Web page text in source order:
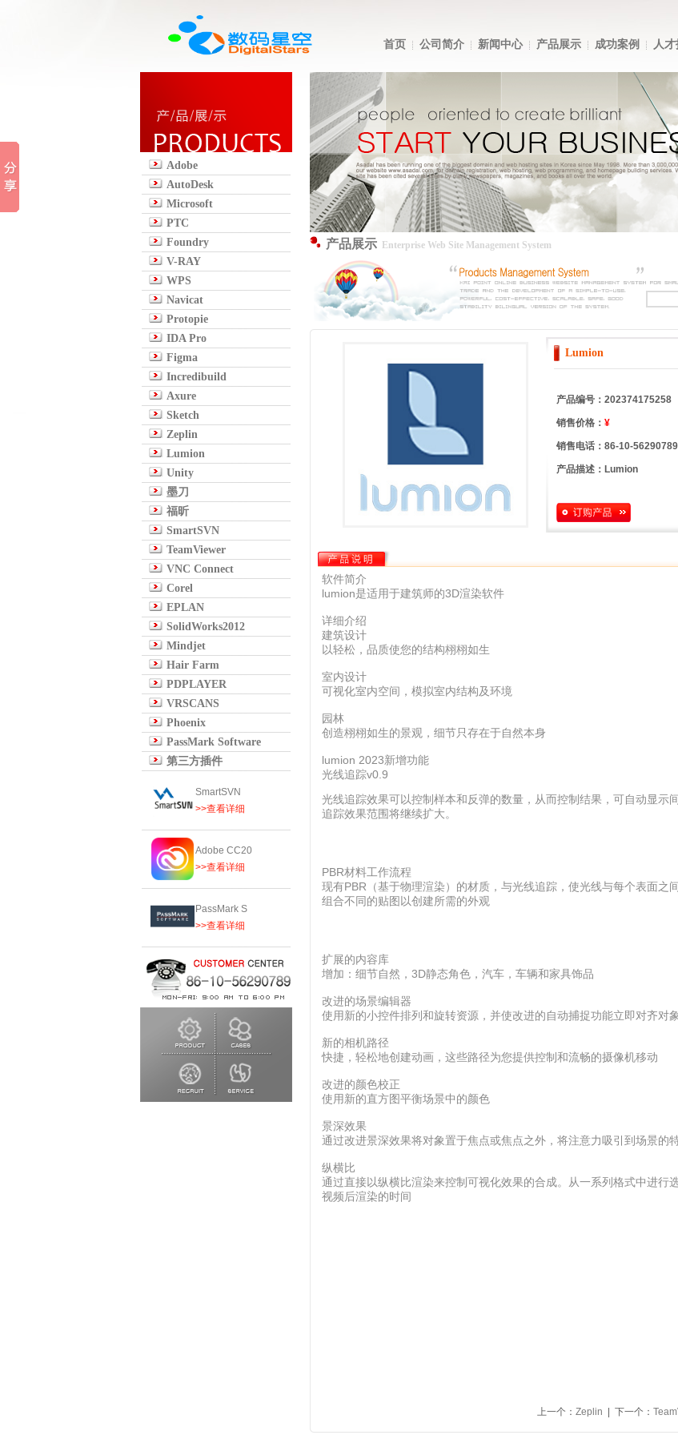
首页 公司简介 新闻中心 产品展示 成功案例 人
Adobe
AutoDesk
Microsoft
PTC
Foundry
V-RAY
WPS
Navicat
Protopie
IDA Pro
Figma
Incredibuild
Axure
Sketch
Zeplin
Lumion
Unity
墨刀
福昕
SmartSVN
TeamViewer
VNC Connect
Corel
EPLAN
SolidWorks2012
Mindjet
Hair Farm
PDPLAYER
VRSCANS
Phoenix
PassMark Software
第三方插件
SmartSVN
>>查看详细
Adobe CC20
>>查看详细
PassMark S
>>查看详细
产品展示 Enterprise Web Site Management System
Lumion
产品编号： 202374175258
销售价格： ¥
销售电话： 86-10-56290789
产品描述： Lumion
软件简介
lumion是适用于建筑师的3D渲染软件
详细介绍
建筑设计
以轻松，品质使您的结构栩栩如生
室内设计
可视化室内空间，模拟室内结构及环境
园林
创造栩栩如生的景观，细节只存在于自然本身
lumion 2023新增功能
光线追踪v0.9
光线追踪效果可以控制样本和反弹的数量，从而控制结果，可自动显示
追踪效果范围将继续扩大。
PBR材料工作流程
现有PBR（基于物理渲染）的材质，与光线追踪，使光线与每个表面之
组合不同的贴图以创建所需的外观
扩展的内容库
增加：细节自然，3D静态角色，汽车，车辆和家具饰品
改进的场景编辑器
使用新的小控件排列和旋转资源，并使改进的自动捕捉功能立即对齐对象
新的相机路径
快捷，轻松地创建动画，这些路径为您提供控制和流畅的摄像机移动
改进的颜色校正
使用新的直方图平衡场景中的颜色
景深效果
通过改进景深效果将对象置于焦点或焦点之外，将注意力吸引到场景的
纵横比
通过直接以纵横比渲染来控制可视化效果的合成。从一系列格式中进行
视频后渲染的时间
上一个： Zeplin | 下一个：